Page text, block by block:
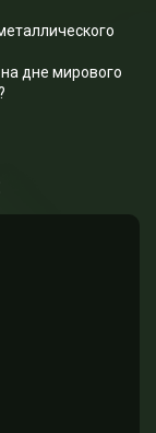
дне мирового